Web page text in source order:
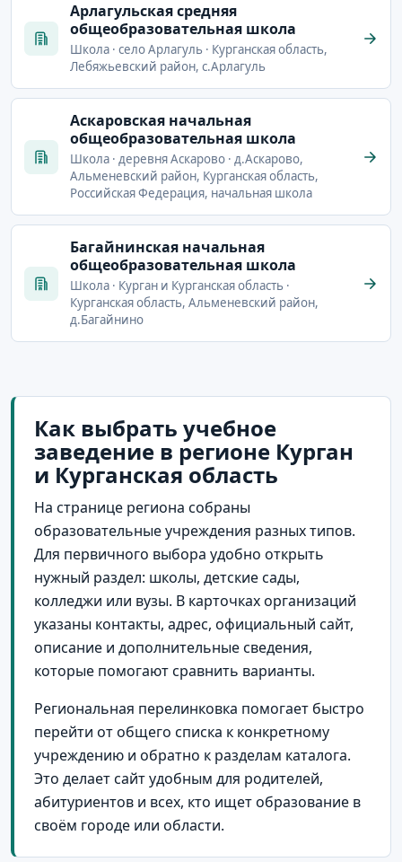
Арлагульская средняя
общеобразовательная школа
Школа · село Арлагуль · Курганская область,
Лебяжьевский район, с.Арлагуль
Аскаровская начальная
общеобразовательная школа
Школа · деревня Аскарово · д.Аскарово,
Альменевский район, Курганская область,
Российская Федерация, начальная школа
Багайнинская начальная
общеобразовательная школа
Школа · Курган и Курганская область ·
Курганская область, Альменевский район,
д.Багайнино
Как выбрать учебное
заведение в регионе Курган
и Курганская область
На странице региона собраны
образовательные учреждения разных типов.
Для первичного выбора удобно открыть
нужный раздел: школы, детские сады,
колледжи или вузы. В карточках организаций
указаны контакты, адрес, официальный сайт,
описание и дополнительные сведения,
которые помогают сравнить варианты.
Региональная перелинковка помогает быстро
перейти от общего списка к конкретному
учреждению и обратно к разделам каталога.
Это делает сайт удобным для родителей,
абитуриентов и всех, кто ищет образование в
своём городе или области.